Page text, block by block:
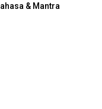
& Mantra